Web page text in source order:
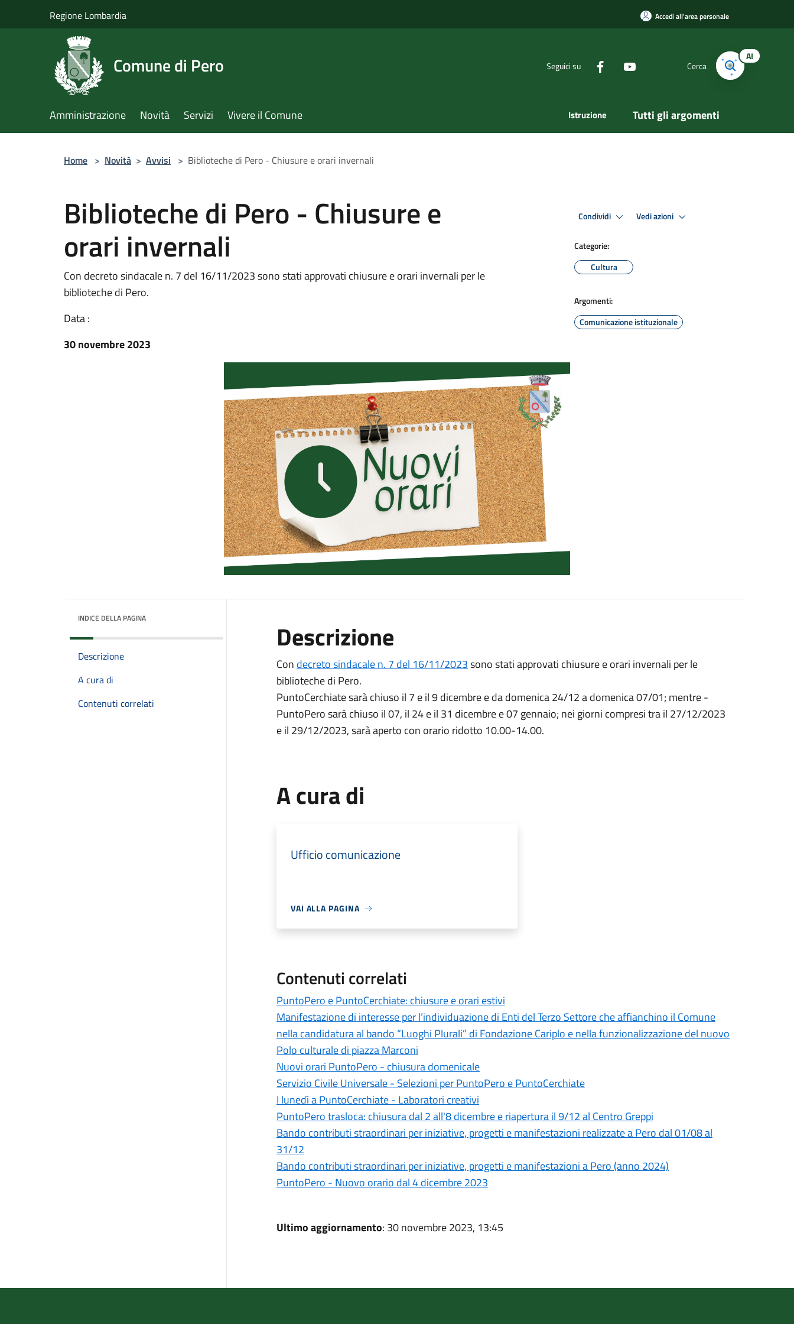
Regione Lombardia Accedi all'area personale
Comune di Pero Seguici su Cerca
AI
Amministrazione Novità Servizi Vivere il Comune Istruzione Tutti gli argomenti
Home > Novità > Avvisi > Biblioteche di Pero - Chiusure e orari invernali
Biblioteche di Pero - Chiusure e
orari invernali
Con decreto sindacale n. 7 del 16/11/2023 sono stati approvati chiusure e orari invernali per le
biblioteche di Pero.
Data :
30 novembre 2023
Condividi Vedi azioni
Categorie:
Cultura
Argomenti:
Comunicazione istituzionale
INDICE DELLA PAGINA
Descrizione
A cura di
Contenuti correlati
Descrizione
Con decreto sindacale n. 7 del 16/11/2023sono stati approvati chiusure e orari invernali per le
biblioteche di Pero.
PuntoCerchiate sarà chiuso il 7 e il 9 dicembre e da domenica 24/12 a domenica 07/01; mentre -
PuntoPero sarà chiuso il 07, il 24 e il 31 dicembre e 07 gennaio; nei giorni compresi tra il 27/12/2023
e il 29/12/2023, sarà aperto con orario ridotto 10.00-14.00.
A cura di
Ufficio comunicazione
VAI ALLA PAGINA
Contenuti correlati
PuntoPero e PuntoCerchiate: chiusure e orari estivi
Manifestazione di interesse per l’individuazione di Enti del Terzo Settore che affianchino il Comune
nella candidatura al bando “Luoghi Plurali” di Fondazione Cariplo e nella funzionalizzazione del nuovo
Polo culturale di piazza Marconi
Nuovi orari PuntoPero - chiusura domenicale
Servizio Civile Universale - Selezioni per PuntoPero e PuntoCerchiate
I lunedì a PuntoCerchiate - Laboratori creativi
PuntoPero trasloca: chiusura dal 2 all'8 dicembre e riapertura il 9/12 al Centro Greppi
Bando contributi straordinari per iniziative, progetti e manifestazioni realizzate a Pero dal 01/08 al
31/12
Bando contributi straordinari per iniziative, progetti e manifestazioni a Pero (anno 2024)
PuntoPero - Nuovo orario dal 4 dicembre 2023
Ultimo aggiornamento: 30 novembre 2023, 13:45